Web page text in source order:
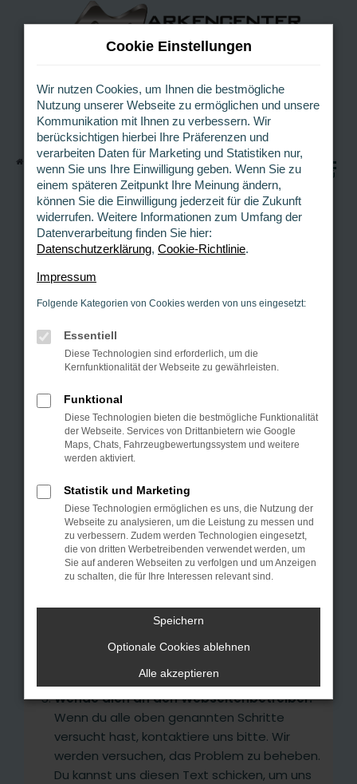
Z
i
MENÜ
Startseite Fahrzeuge Fahrzeugangebote
Fehler: Network Error
Beim Laden ist ein Fehler aufgetreten.
Hier sind ein paar Tipps, die dir helfen können:
Internetverbindung.
Laden andere Webseiten, zum Beispiel deine
Suchmaschine?
Prüfe deine Browsererweiterungen.
Manche Erweiterungen, wie Werbeblocker,
können das Laden bestimmter Seiten
verhindern. Funktioniert die Seite in einem
anderen Browser oder in einem privaten
Starte dein Gerät neu.
Das kann manchmal helfen, vorübergehende
Probleme zu beheben.
Stelle sicher, dass dein Browser und dein
Betriebssystem auf dem neuesten Stand
Veraltete Software birgt nicht nur ein
führen, dass bestimmte Funktionen nicht
mehr unterstützt werden.
Wende dich an den Webseitenbetreiber.
Wenn du alle oben genannten Schritte
versucht hast, kontaktiere uns bitte. Wir
werden versuchen, das Problem zu beheben.
Du kannst uns diesen Text schicken, um uns
Cookie Einstellungen
Wir nutzen Cookies, um Ihnen die bestmögliche
Nutzung unserer Webseite zu ermöglichen und unsere
Kommunikation mit Ihnen zu verbessern. Wir
berücksichtigen hierbei Ihre Präferenzen und
verarbeiten Daten für Marketing und Statistiken nur,
wenn Sie uns Ihre Einwilligung geben. Wenn Sie zu
einem späteren Zeitpunkt Ihre Meinung ändern,
können Sie die Einwilligung jederzeit für die Zukunft
widerrufen. Weitere Informationen zum Umfang der
Datenverarbeitung finden Sie hier:
Datenschutzerklärung, Cookie-Richtlinie.
Impressum
Folgende Kategorien von Cookies werden von uns eingesetzt:
Essentiell
Diese Technologien sind erforderlich, um die
Kernfunktionalität der Webseite zu gewährleisten.
Funktional
Diese Technologien bieten die bestmögliche Funktionalität
der Webseite. Services von Drittanbietern wie Google
Maps, Chats, Fahrzeugbewertungssystem und weitere
werden aktiviert.
Statistik und Marketing
Diese Technologien ermöglichen es uns, die Nutzung der
Webseite zu analysieren, um die Leistung zu messen und
zu verbessern. Zudem werden Technologien eingesetzt,
die von dritten Werbetreibenden verwendet werden, um
Sie auf anderen Webseiten zu verfolgen und um Anzeigen
zu schalten, die für Ihre Interessen relevant sind.
Speichern
Optionale Cookies ablehnen
Alle akzeptieren